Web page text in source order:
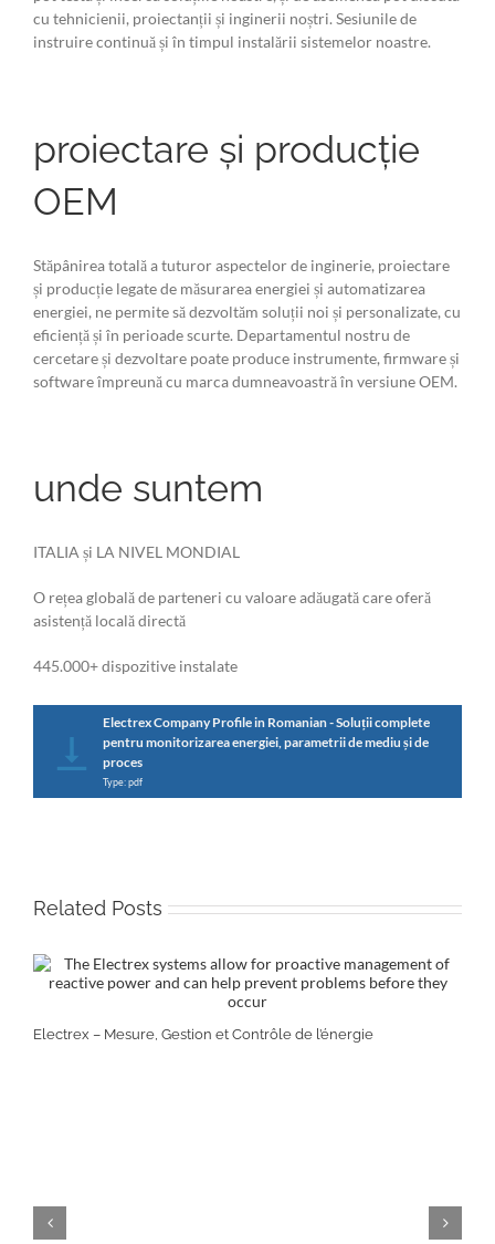
cu tehnicienii, proiectanții și inginerii noștri. Sesiunile de
instruire continuă și în timpul instalării sistemelor noastre.
proiectare și producție
OEM
Stăpânirea totală a tuturor aspectelor de inginerie, proiectare
și producție legate de măsurarea energiei și automatizarea
energiei, ne permite să dezvoltăm soluții noi și personalizate, cu
eficiență și în perioade scurte. Departamentul nostru de
cercetare și dezvoltare poate produce instrumente, firmware și
software împreună cu marca dumneavoastră în versiune OEM.
unde suntem
ITALIA și LA NIVEL MONDIAL
O rețea globală de parteneri cu valoare adăugată care oferă
asistență locală directă
445.000+ dispozitive instalate
Electrex Company Profile in Romanian - Soluții complete
pentru monitorizarea energiei, parametrii de mediu și de
proces
Type: pdf
Related Posts
Electrex – Mesure, Gestion et Contrôle de l’énergie